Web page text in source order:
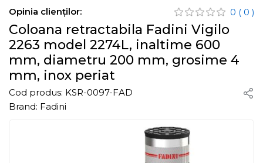
Opinia clienților: 0 ( 0 )
Coloana retractabila Fadini Vigilo
2263 model 2274L, inaltime 600
mm, diametru 200 mm, grosime 4
mm, inox periat
Cod produs: KSR-0097-FAD
Brand: Fadini